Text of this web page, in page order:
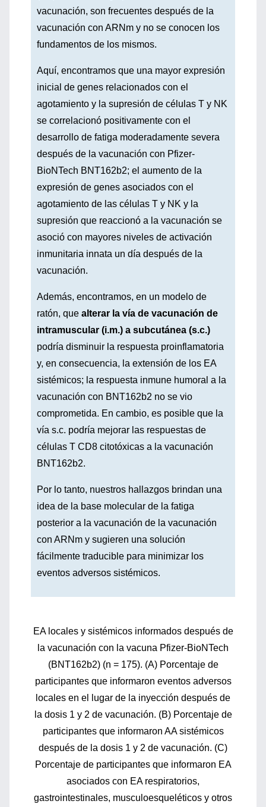
vacunación, son frecuentes después de la
vacunación con ARNm y no se conocen los
fundamentos de los mismos.
Aquí, encontramos que una mayor expresión
inicial de genes relacionados con el
agotamiento y la supresión de células T y NK
se correlacionó positivamente con el
desarrollo de fatiga moderadamente severa
después de la vacunación con Pfizer-
BioNTech BNT162b2; el aumento de la
expresión de genes asociados con el
agotamiento de las células T y NK y la
supresión que reaccionó a la vacunación se
asoció con mayores niveles de activación
inmunitaria innata un día después de la
vacunación.
Además, encontramos, en un modelo de
ratón, que alterar la vía de vacunación de
intramuscular (i.m.) a subcutánea (s.c.)
podría disminuir la respuesta proinflamatoria
y, en consecuencia, la extensión de los EA
sistémicos; la respuesta inmune humoral a la
vacunación con BNT162b2 no se vio
comprometida. En cambio, es posible que la
vía s.c. podría mejorar las respuestas de
células T CD8 citotóxicas a la vacunación
BNT162b2.
Por lo tanto, nuestros hallazgos brindan una
idea de la base molecular de la fatiga
posterior a la vacunación de la vacunación
con ARNm y sugieren una solución
fácilmente traducible para minimizar los
eventos adversos sistémicos.
EA locales y sistémicos informados después de
la vacunación con la vacuna Pfizer-BioNTech
(BNT162b2) (n = 175). (A) Porcentaje de
participantes que informaron eventos adversos
locales en el lugar de la inyección después de
la dosis 1 y 2 de vacunación. (B) Porcentaje de
participantes que informaron AA sistémicos
después de la dosis 1 y 2 de vacunación. (C)
Porcentaje de participantes que informaron EA
asociados con EA respiratorios,
gastrointestinales, musculoesqueléticos y otros